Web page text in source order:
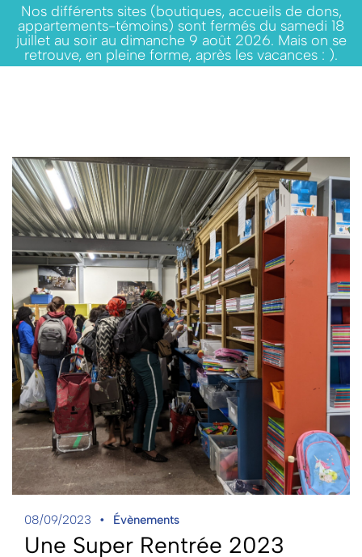
Nos différents sites (boutiques, accueils de dons,
appartements-témoins) sont fermés du samedi 18
juillet au soir au dimanche 9 août 2026. Mais on se
retrouve, en pleine forme, après les vacances : ).
08/09/2023 Évènements
Une Super Rentrée 2023